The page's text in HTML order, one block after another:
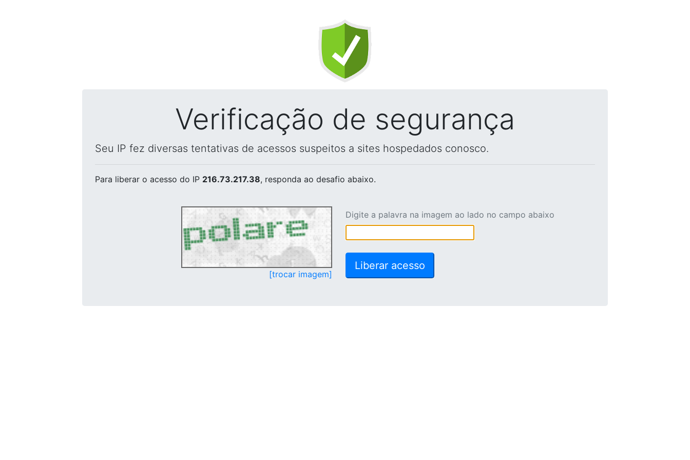
Verificação de segurança
Seu IP fez diversas tentativas de acessos suspeitos a sites hospedados conosco.
Para liberar o acesso do IP 216.73.217.38, responda ao desafio abaixo.
[trocar imagem]
Digite a palavra na imagem ao lado no campo abaixo